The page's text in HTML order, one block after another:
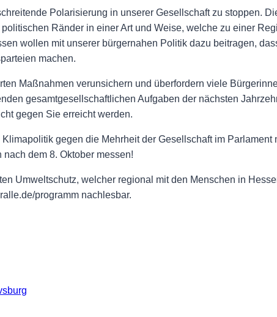
Polarisierung in unserer Gesellschaft zu stoppen.
Ränder in einer Art und Weise, welche zu einer
wollen mit unserer bürgernahen Politik dazu beitragen,
machen.
Maßnahmen verunsichern und überfordern viele
gesamtgesellschaftlichen Aufgaben der nächsten
gegen Sie erreicht werden.
gegen die Mehrheit der Gesellschaft im Parlament
dem 8. Oktober messen!
Umweltschutz, welcher regional mit den Menschen in
programm nachlesbar.